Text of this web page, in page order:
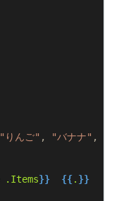
"りんご" , "バナナ" ,
.Items}} {{. }}